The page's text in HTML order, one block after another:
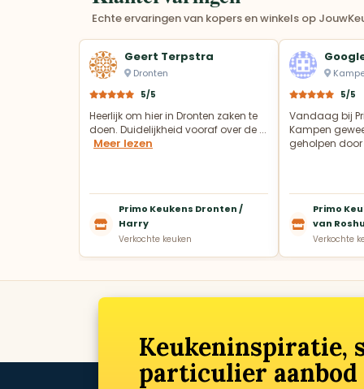
Echte ervaringen van kopers en winkels op
Geert Terpstra
Dronten
5/5
Heerlijk om hier in Dronten zaken te
doen. Duidelijkheid vooraf over de ...
Meer lezen
Primo Keukens Dronten /
Harry
Verkochte keuken
5/5
Vandaag bij
Kampen
geholpen door
Primo
van
Verkochte
Keukeninspiratie,
particulier aanbod